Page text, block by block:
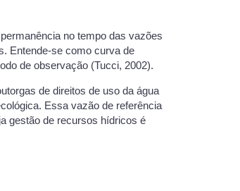
no tempo das vazões
Entende-se como curva de
de observação (Tucci, 2002).
de direitos de uso da água
Essa vazão de referência
gestão de recursos hídricos é